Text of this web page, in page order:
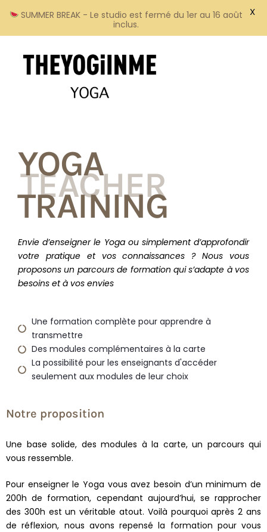
YOGA
TEACHER
TRAINING
Envie d’enseigner le Yoga ou simplement d’approfondir
votre pratique et vos connaissances ? Nous vous
proposons un parcours de formation qui s’adapte à vos
besoins et à vos envies
Une formation complète pour apprendre à
transmettre
Des modules complémentaires à la carte
La possibilité pour les enseignants d'accéder
seulement aux modules de leur choix
Notre proposition
Une base solide, des modules à la carte, un parcours qui
vous ressemble.
Pour enseigner le Yoga vous avez besoin d’un minimum de
200h de formation, cependant aujourd’hui, se rapprocher
des 300h est un véritable atout. Voilà pourquoi après 2 ans
de réflexion, nous avons repensé la formation pour vous
SUMMER BREAK - Le studio est fermé du 1er au 16 août
inclus.
X